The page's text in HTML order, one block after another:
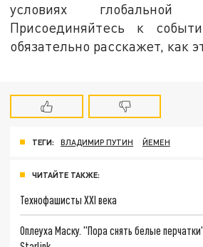
условиях глобальной
Присоединяйтесь к
обязательно расскажет, как
ТЕГИ: ВЛАДИМИР ПУТИН ЙЕМЕН
ЧИТАЙТЕ ТАКЖЕ:
Технофашисты XXI века
Оплеуха Маску. "Пора снять белые